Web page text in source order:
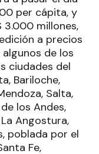
per cápita, y
millones,
a precios
de los
ciudades del
Bariloche,
Salta,
los Andes,
Angostura,
poblada por el
Fe,